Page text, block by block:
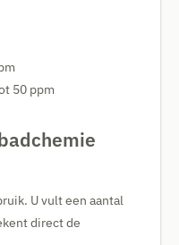
50 ppm
U vult een aantal
direct de